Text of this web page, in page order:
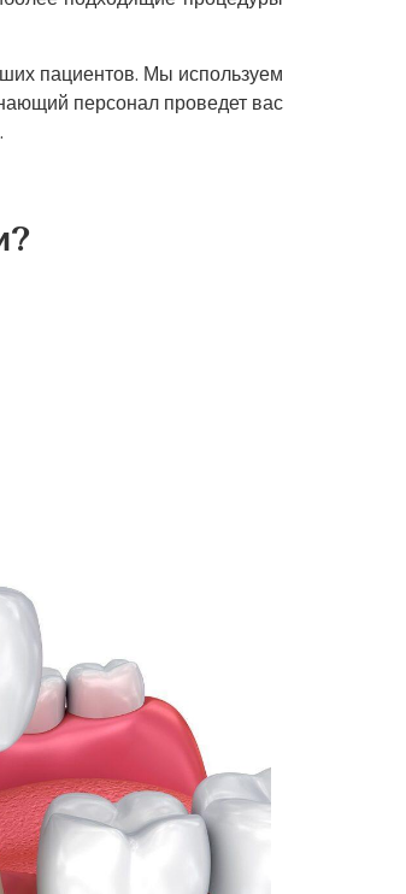
пациентов. Мы используем
персонал проведет вас